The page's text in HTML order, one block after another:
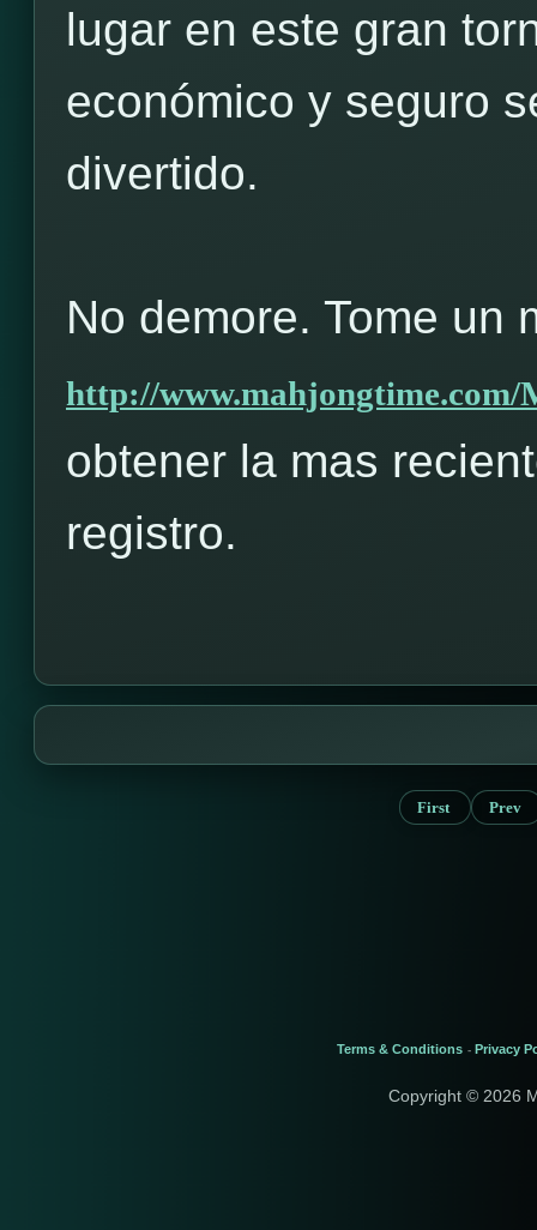
lugar en este gran
económico y seguro
divertido.
No demore. Tome un
http://
obtener la mas
registro.
First Prev
Terms & Conditions - Privacy
Copyright © 2026